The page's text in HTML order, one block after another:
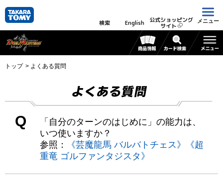
検索 English 公式ショッピング
サイト
メニュー
トップ よくある質問
よくある質問
Q
「自分のターンのはじめに」の能力は、
いつ使いますか？
参照：
《芸魔龍馬 バルバトチェス》
《超
重竜 ゴルファンタジスタ》